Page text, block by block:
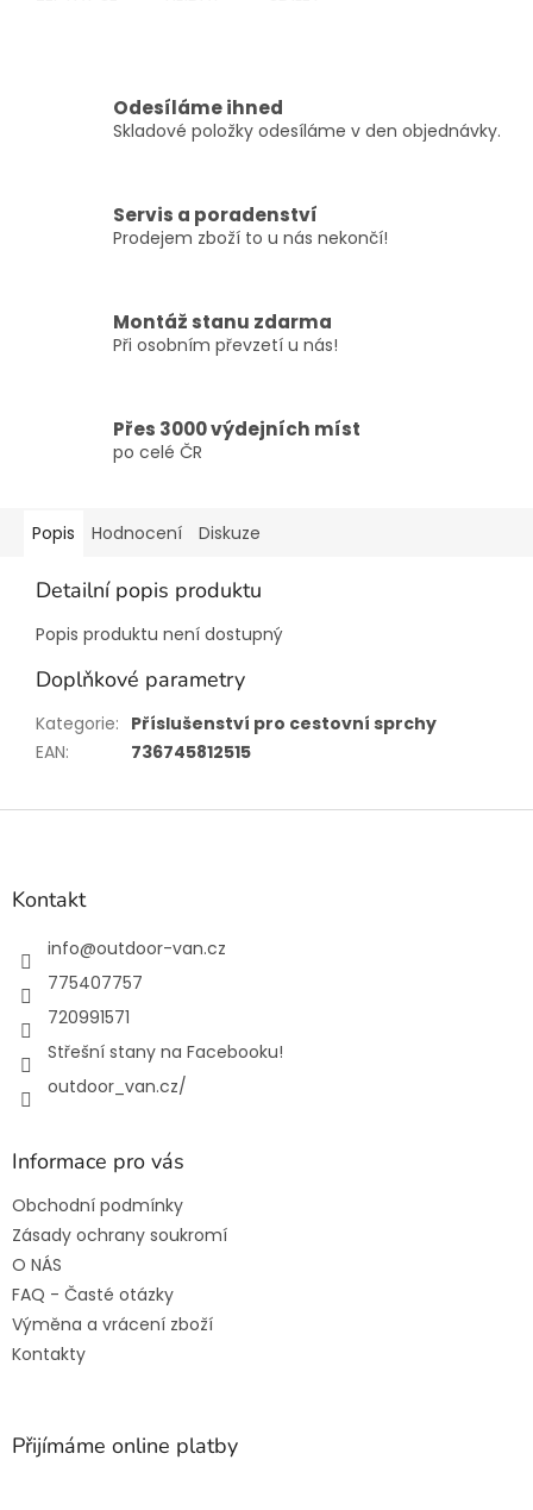
Odesíláme ihned
Skladové položky odesíláme v den objednávky.
Servis a poradenství
Prodejem zboží to u nás nekončí!
Montáž stanu zdarma
Při osobním převzetí u nás!
Přes 3000 výdejních míst
po celé ČR
Popis Hodnocení Diskuze
Detailní popis produktu
Popis produktu není dostupný
Doplňkové parametry
Kategorie: Příslušenství pro cestovní sprchy
EAN: 736745812515
Z
Kontakt
info@outdoor-van.cz
775407757
720991571
Střešní stany na Facebooku!
outdoor_van.cz/
Informace pro vás
Obchodní podmínky
Zásady ochrany soukromí
O NÁS
FAQ - Časté otázky
Výměna a vrácení zboží
Kontakty
Přijímáme online platby